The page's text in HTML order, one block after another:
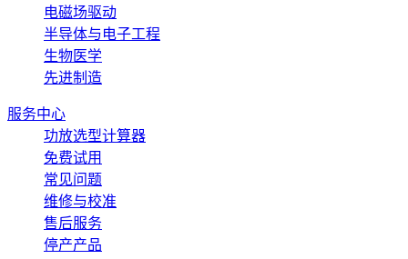
电磁场驱动
半导体与电子工程
生物医学
先进制造
服务中心
功放选型计算器
免费试用
常见问题
维修与校准
售后服务
停产产品